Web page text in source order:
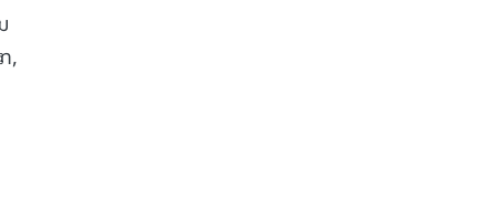
,